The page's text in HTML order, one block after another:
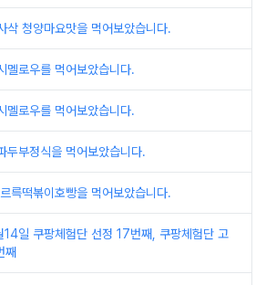
삭 청양마요맛을 먹어보았습니다.
멜로우를 먹어보았습니다.
멜로우를 먹어보았습니다.
두부정식을 먹어보았습니다.
륵떡볶이호빵을 먹어보았습니다.
일 쿠팡체험단 선정 17번째, 쿠팡체험단 고
째